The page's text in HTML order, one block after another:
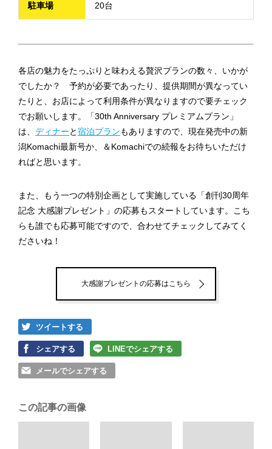
駐車場 20台
各店の魅力をたっぷりと味わえる贅沢プランの数々、いかが
でしたか？ 予約が必要であったり、提供期間が異なってい
たりと、お店によって利用条件が異なりますので要チェック
でお願いします。「30th Anniversary プレミアムプラン」
は、 ディナーと宿泊プランもありますので、現在発売中の新
潟Komachi最新号か、＆Komachiでの続報をお待ちいただけ
ればと思います。
また、もう一つの特別企画として実施している「創刊30周年
記念 大感謝プレゼント」の応募もスタートしています。こち
らも誰でも応募可能ですので、合わせてチェックしてみてく
ださいね！
大感謝プレゼントの応募はこちら
ツイートする
シェアする LINEでシェアする
メールでシェアする
この記事の画像